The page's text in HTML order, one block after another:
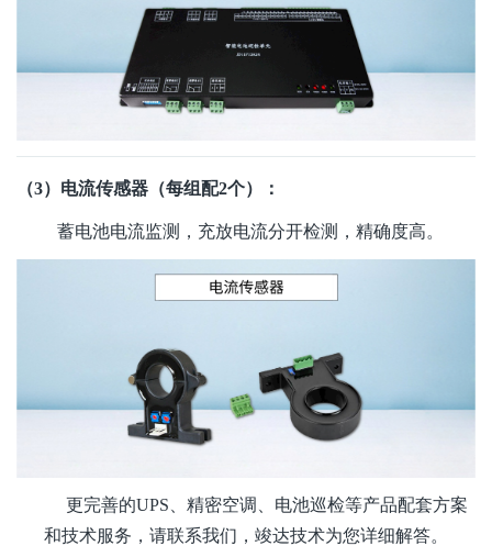
（3）电流传感器（每组配2个）：
蓄电池电流监测，充放电流分开检测，精确度高。
更完善的UPS、精密空调、电池巡检等产品配套方案
和技术服务，请联系我们，竣达技术为您详细解答。